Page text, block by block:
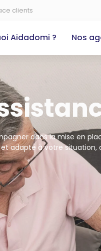
clients
Aidadomi ? Nos
dans la mise en
adapté à votre